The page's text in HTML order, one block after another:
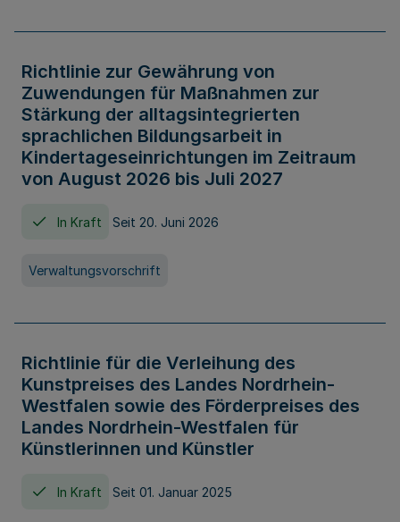
Richtlinie zur Gewährung von
Zuwendungen für Maßnahmen zur
Stärkung der alltagsintegrierten
sprachlichen Bildungsarbeit in
Kindertageseinrichtungen im Zeitraum
von August 2026 bis Juli 2027
In Kraft Seit 20. Juni 2026
Verwaltungsvorschrift
Richtlinie für die Verleihung des
Kunstpreises des Landes Nordrhein-
Westfalen sowie des Förderpreises des
Landes Nordrhein-Westfalen für
Künstlerinnen und Künstler
In Kraft Seit 01. Januar 2025